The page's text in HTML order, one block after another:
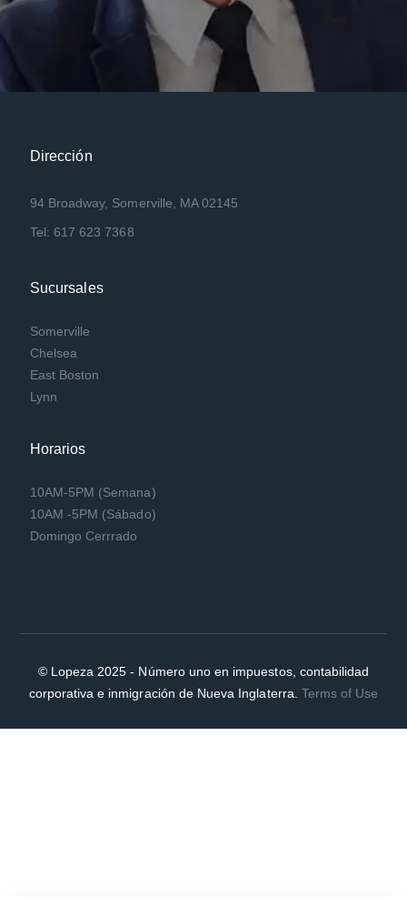
Dirección
94 Broadway, Somerville, MA 02145
Tel: 617 623 7368
Sucursales
Somerville
Chelsea
East Boston
Lynn
Horarios
10AM-5PM (Semana)
10AM -5PM (Sábado)
Domingo Cerrrado
© Lopeza 2025 - Número uno en impuestos, contabilidad
corporativa e inmigración de Nueva Inglaterra. Terms of Use